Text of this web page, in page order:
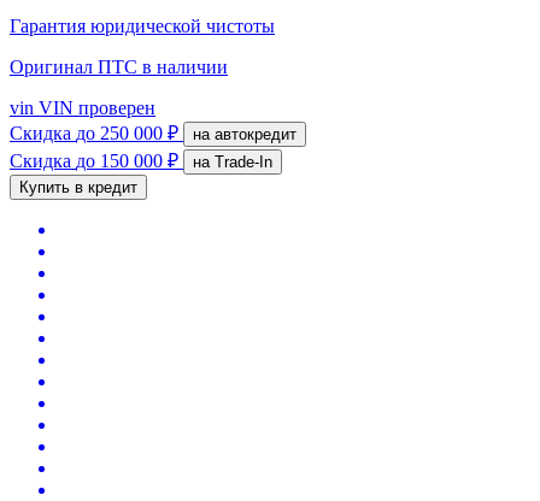
Гарантия юридической чистоты
Оригинал ПТС в наличии
vin VIN проверен
Скидка до 250 000 ₽ на автокредит
Скидка до 150 000 ₽
на Trade-In
Купить в кредит